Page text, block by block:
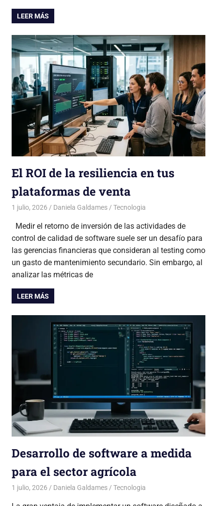
LEER MÁS
El ROI de la resiliencia en tus
plataformas de venta
1 julio, 2026 Daniela Galdames Tecnologia
Medir el retorno de inversión de las actividades de
control de calidad de software suele ser un desafío para
las gerencias financieras que consideran al testing como
un gasto de mantenimiento secundario. Sin embargo, al
analizar las métricas de
LEER MÁS
Desarrollo de software a medida
para el sector agrícola
1 julio, 2026 Daniela Galdames Tecnologia